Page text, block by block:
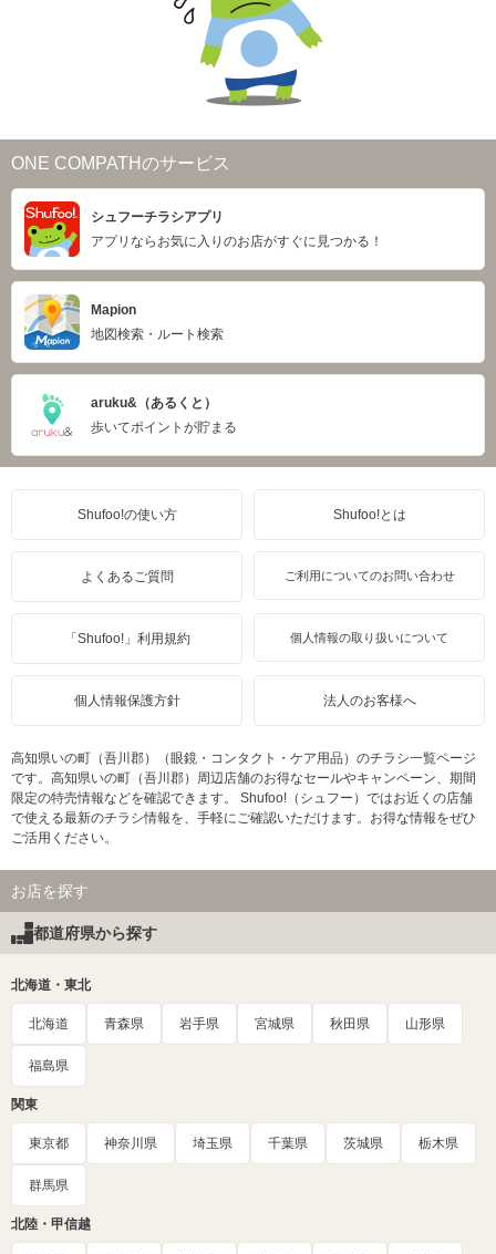
ONE COMPATHのサービス
シュフーチラシアプリ
アプリならお気に入りのお店がすぐに見つかる！
Mapion
地図検索・ルート検索
aruku&（あるくと）
歩いてポイントが貯まる
Shufoo!の使い方 Shufoo!とは
よくあるご質問 ご利用についてのお問い合わせ
「Shufoo!」利用規約 個人情報の取り扱いについて
個人情報保護方針 法人のお客様へ
高知県いの町（吾川郡）（眼鏡・コンタクト・ケア用品）のチラシ一覧ページ
です。高知県いの町（吾川郡）周辺店舗のお得なセールやキャンペーン、期間
限定の特売情報などを確認できます。 Shufoo!（シュフー）ではお近くの店舗
で使える最新のチラシ情報を、手軽にご確認いただけます。お得な情報をぜひ
ご活用ください。
お店を探す
都道府県から探す
北海道・東北
北海道 青森県 岩手県 宮城県 秋田県 山形県
福島県
関東
東京都 神奈川県 埼玉県 千葉県 茨城県 栃木県
群馬県
北陸・甲信越